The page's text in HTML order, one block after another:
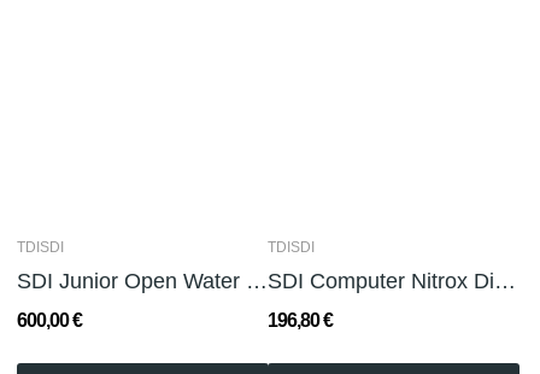
TDISDI
SDI Junior Open Water Diver
600,00 €
TDISDI
SDI Computer Nitrox Diver
196,80 €